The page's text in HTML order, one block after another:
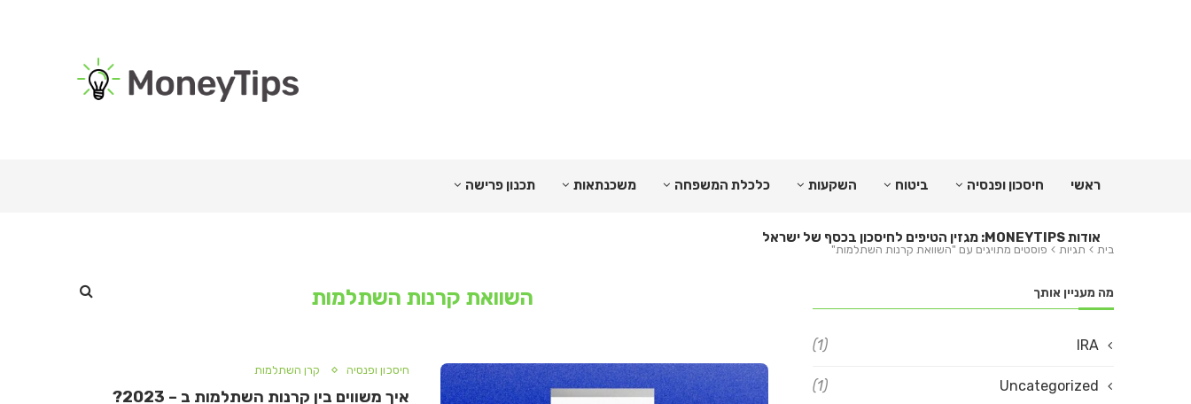
ראשי חיסכון ופנסיה ביטוח השקעות כלכלת המשפחה משכנתאות תכנון פרישה
אודות MONEYTIPS: מגזין הטיפים לחיסכון בכסף של ישראל
בית תגיות פוסטים מתויגים עם "השוואת קרנות השתלמות"
השוואת קרנות השתלמות
חיסכון ופנסיה קרן השתלמות
איך משווים בין קרנות השתלמות ב – 2023?
מה מעניין אותך
IRA
(1)
Uncategorized
(1)